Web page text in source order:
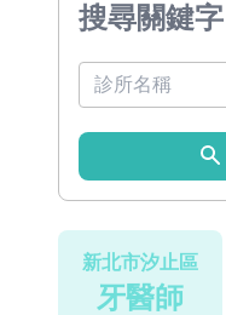
搜尋關鍵字
新北市汐止區
牙醫師